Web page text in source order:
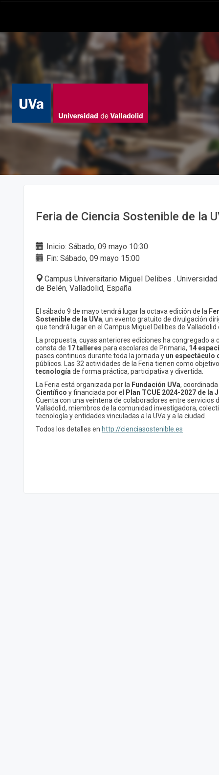
Feria de Ciencia Sostenible de la
Inicio: Sábado, 09 mayo 10:30
Fin: Sábado, 09 mayo 15:00
Campus Universitario Miguel Delibes .
de Belén, Valladolid, España
El sábado 9 de mayo tendrá lugar la octava edición de la
Sostenible de la UVa, un evento gratuito de divulgación
que tendrá lugar en el Campus Miguel Delibes de Valladolid
La propuesta, cuyas anteriores ediciones ha congregado a
consta de 17 talleres para escolares de Primaria, 14
pases continuos durante toda la jornada y un espectáculo
públicos. Las 32 actividades de la Feria tienen como
tecnología de forma práctica, participativa y divertida.
La Feria está organizada por la Fundación UVa,
Científico y financiada por el
Plan TCUE 2024-2027 de la
Cuenta con una veintena de colaboradores entre servicios
Valladolid, miembros de la comunidad investigadora,
tecnología y entidades vinculadas a la UVa y a la ciudad.
Todos los detalles en http://cienciasostenible.es